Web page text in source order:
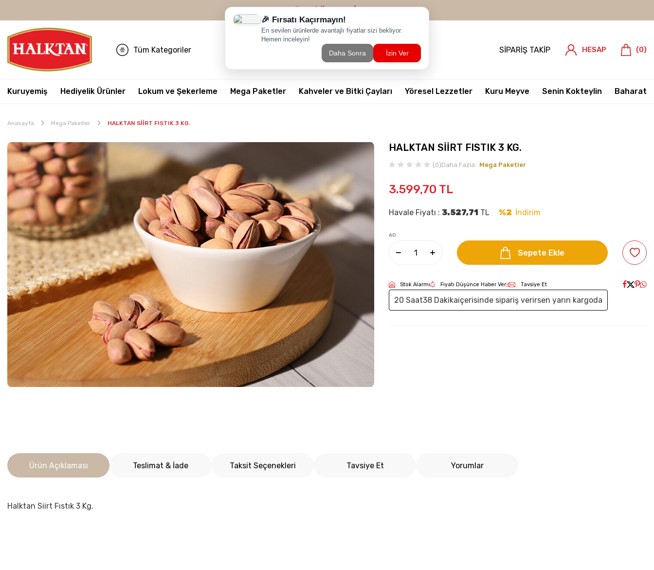
Tüm Kategoriler SIPARIŞ TAKIP HESAP (0)
Kuruyemiş Hediyelik Ürünler Lokum ve Şekerleme Mega Paketler Kahveler ve Bitki Çayları Yöresel Lezzetler Kuru Meyve Senin Kokteylin Baharat
Anasayfa Mega Paketler HALKTAN SİİRT FISTIK 3 KG.
HALKTAN SİİRT FISTIK 3 KG.
(0)Daha Fazla : Mega Paketler
3.599,70 TL
Havale Fiyatı : 3.527,71 TL %2 İndirim
AD
Sepete Ekle
Stok Alarmı Fiyatı Düşünce Haber Ver Tavsiye Et
20 Saat38 Dakikaiçerisinde sipariş verirsen yarın kargoda
Ürün Açıklaması Teslimat & İade Taksit Seçenekleri Tavsiye Et Yorumlar
Halktan Siirt Fıstık 3 Kg.